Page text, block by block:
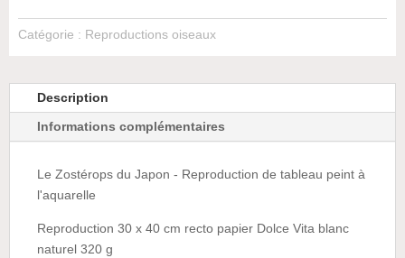
Zostérops
du
Catégorie : Reproductions oiseaux
Description
Informations complémentaires
Le Zostérops du Japon - Reproduction de tableau peint à
l'aquarelle
Reproduction 30 x 40 cm recto papier Dolce Vita blanc
naturel 320 g